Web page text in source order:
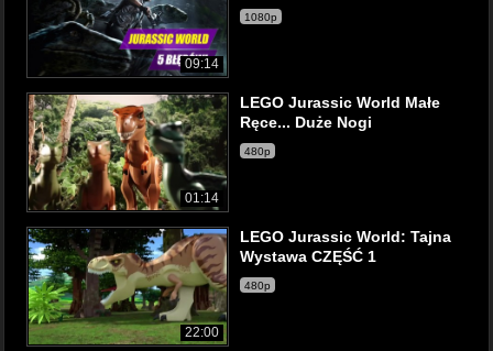
09:14
1080p
01:14
LEGO Jurassic World Małe
Ręce... Duże Nogi
480p
22:00
LEGO Jurassic World: Tajna
Wystawa CZĘŚĆ 1
480p